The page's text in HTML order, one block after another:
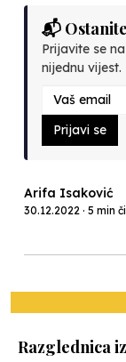
📬
Prijavite se
nijednu vijest.
Prijavi se
Arifa Isaković
30.12.2022 · 5 min
Razglednica